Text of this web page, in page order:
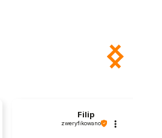
Filip
zweryfikowano